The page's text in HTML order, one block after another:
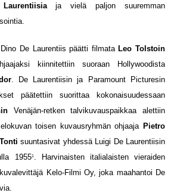
ja vielä paljon suuremman
De Laurentiis päätti filmataLeo Tolstoin
kiinnitettiin suoraan Hollywoodista
. De Laurentiisin ja Paramount Picturesin
päätettiin suorittaa kokonaisuudessaan
Venäjän-retken talvikuvauspaikkaa alettiin
toisen kuvausryhmän ohjaaja Pietro
suuntasivat yhdessä Luigi De Laurentiisin
19551. Harvinaisten italialaisten vieraiden
Kelo-Filmi Oy, joka maahantoi De